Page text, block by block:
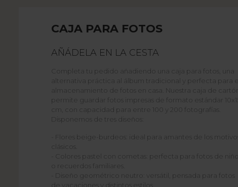
CAJA PARA FOTOS
AÑÁDELA EN LA CESTA
Completa tu pedido añadiendo una caja para fotos, una
alternativa práctica al álbum tradicional y perfecta para el
almacenamiento de fotos en casa. Nuestra caja de cartón
permite guardar fotos impresas de formato estándar 10x15
cm, con capacidad para entre 100 y 200 fotografías.
Disponemos de tres diseños:
- Flores beige-burdeos: ideal para amantes de los motivos
clásicos.
- Colores pastel con cometas: perfecta para fotos de niños
o recuerdos familiares.
- Diseño geométrico neutro: versátil, pensada para fotos
de vacaciones y distintos estilos.